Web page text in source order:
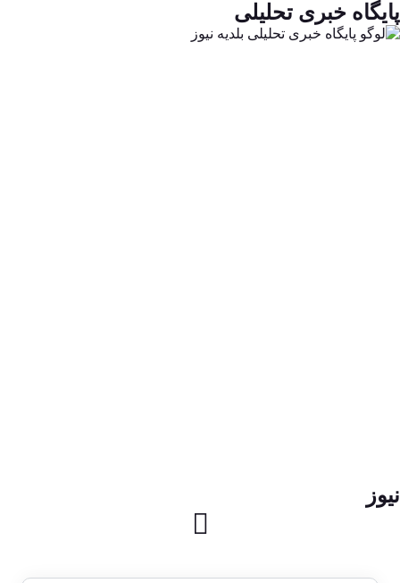
پایگاه خبری تحلیلی
نیوز